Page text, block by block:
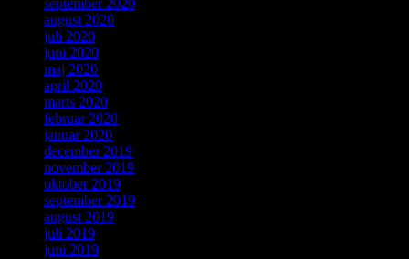
september 2020
august 2020
juli 2020
juni 2020
maj 2020
april 2020
marts 2020
februar 2020
januar 2020
december 2019
november 2019
oktober 2019
september 2019
august 2019
juli 2019
juni 2019